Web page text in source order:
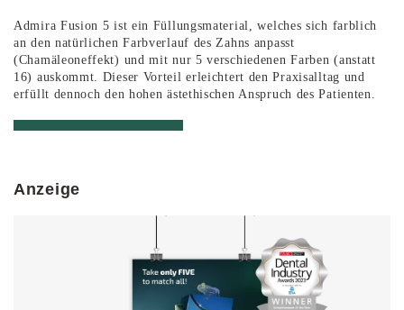
Admira Fusion 5 ist ein Füllungsmaterial, welches sich farblich
an den natürlichen Farbverlauf des Zahns anpasst
(Chamäleoneffekt) und mit nur 5 verschiedenen Farben (anstatt
16) auskommt. Dieser Vorteil erleichtert den Praxisalltag und
erfüllt dennoch den hohen ästethischen Anspruch des Patienten.
Anzeige